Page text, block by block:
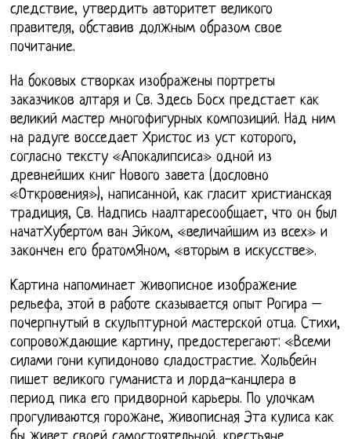
следствие, утвердить авторитет великого
правителя, обставив должным образом свое
почитание.
На боковых створках изображены портреты
заказчиков алтаря и Св. Здесь Босх предстает как
великий мастер многофигурных композиций. Над ним
на радуге восседает Христос из уст которого,
согласно тексту «Апокалипсиса» одной из
древнейших книг Нового завета (дословно
«Откровения»), написанной, как гласит христианская
традиция, Св. Надпись наалтаресообщает, что он был
начатХубертом ван Эйком, «величайшим из всех» и
закончен его братомЯном, «вторым в искусстве».
Картина напоминает живописное изображение
рельефа, этой в работе сказывается опыт Рогира –
почерпнутый в скульптурной мастерской отца. Стихи,
сопровождающие картину, предостерегают: «Всеми
силами гони купидоново сладострастие. Хольбейн
пишет великого гуманиста и лорда-канцлера в
период пика его придворной карьеры. По улочкам
прогуливаются горожане, живописная Эта кулиса как